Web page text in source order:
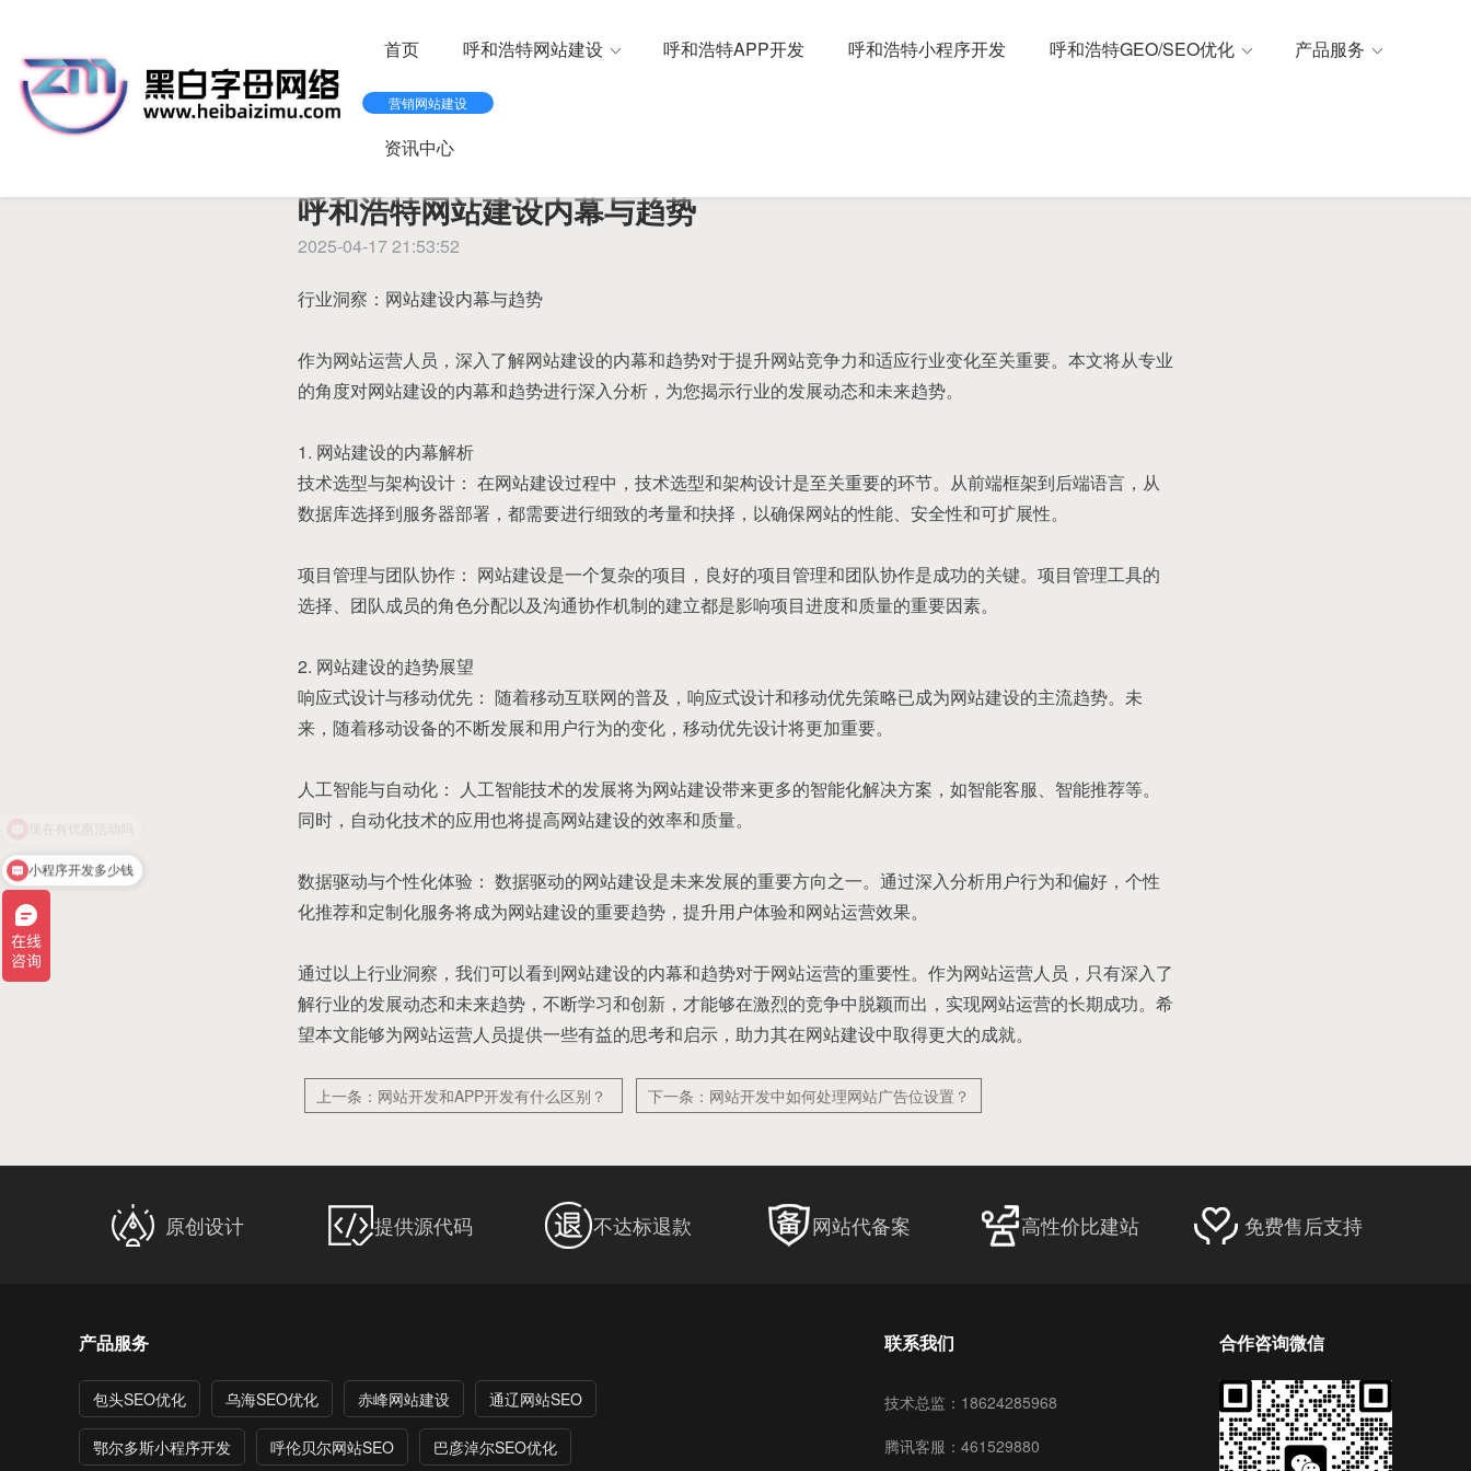
营销网站建设
首页 呼和浩特网站建设 呼和浩特APP开发 呼和浩特小程序开发 呼和浩特GEO/SEO优化 产品服务
资讯中心
当前位置 :首页>资讯中心
呼和浩特网站建设内幕与趋势
2025-04-17 21:53:52
行业洞察：网站建设内幕与趋势
作为网站运营人员，深入了解网站建设的内幕和趋势对于提升网站竞争力和适应行业变化至关重要。本文将从专业
的角度对网站建设的内幕和趋势进行深入分析，为您揭示行业的发展动态和未来趋势。
1. 网站建设的内幕解析
技术选型与架构设计： 在网站建设过程中，技术选型和架构设计是至关重要的环节。从前端框架到后端语言，从
数据库选择到服务器部署，都需要进行细致的考量和抉择，以确保网站的性能、安全性和可扩展性。
项目管理与团队协作： 网站建设是一个复杂的项目，良好的项目管理和团队协作是成功的关键。项目管理工具的
选择、团队成员的角色分配以及沟通协作机制的建立都是影响项目进度和质量的重要因素。
2. 网站建设的趋势展望
响应式设计与移动优先： 随着移动互联网的普及，响应式设计和移动优先策略已成为网站建设的主流趋势。未
来，随着移动设备的不断发展和用户行为的变化，移动优先设计将更加重要。
人工智能与自动化： 人工智能技术的发展将为网站建设带来更多的智能化解决方案，如智能客服、智能推荐等。
同时，自动化技术的应用也将提高网站建设的效率和质量。
数据驱动与个性化体验： 数据驱动的网站建设是未来发展的重要方向之一。通过深入分析用户行为和偏好，个性
化推荐和定制化服务将成为网站建设的重要趋势，提升用户体验和网站运营效果。
通过以上行业洞察，我们可以看到网站建设的内幕和趋势对于网站运营的重要性。作为网站运营人员，只有深入了
解行业的发展动态和未来趋势，不断学习和创新，才能够在激烈的竞争中脱颖而出，实现网站运营的长期成功。希
望本文能够为网站运营人员提供一些有益的思考和启示，助力其在网站建设中取得更大的成就。
上一条：网站开发和APP开发有什么区别？ 下一条：网站开发中如何处理网站广告位设置？
原创设计 提供源代码 不达标退款 网站代备案 高性价比建站 免费售后支持
产品服务
包头SEO优化 乌海SEO优化 赤峰网站建设 通辽网站SEO
鄂尔多斯小程序开发 呼伦贝尔网站SEO 巴彦淖尔SEO优化
合作咨询微信
联系我们
技术总监：18624285968
腾讯客服：461529880
小程序开发多少钱